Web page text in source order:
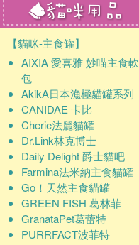
【貓咪-主食罐】
AIXIA 愛喜雅 妙喵主食軟
包
AkikA日本漁極貓罐系列
CANIDAE 卡比
Cherie法麗貓罐
Dr.Link林克博士
Daily Delight 爵士貓吧
Farmina法米納主食貓罐
Go！天然主食貓罐
GREEN FISH 葛林菲
GranataPet葛蕾特
PURRFACT波菲特